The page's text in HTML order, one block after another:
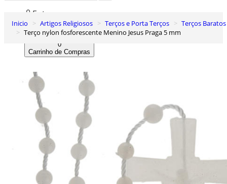
Entrar
Lista de Desejos
0
Carrinho de Compras
Inicio Artigos Religiosos Terços e Porta Terços
Terços Baratos
Terço nylon fosforescente Menino Jesus Praga 5 mm